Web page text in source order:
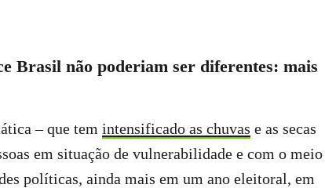
Brasil não poderiam ser diferentes: mais
– que tem intensificado as chuvas e as secas
em situação de vulnerabilidade e com o meio
políticas, ainda mais em um ano eleitoral, em